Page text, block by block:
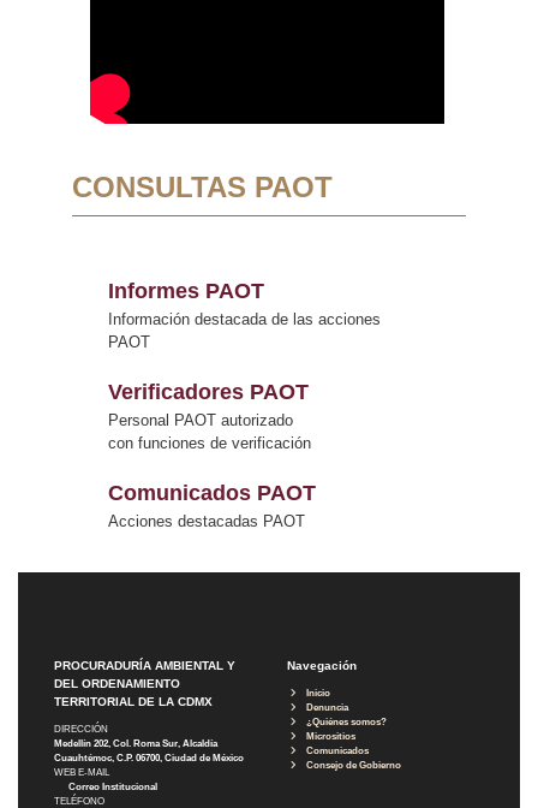
CONSULTAS PAOT
Informes PAOT
Información destacada de las acciones
PAOT
Verificadores PAOT
Personal PAOT autorizado
con funciones de verificación
Comunicados PAOT
Acciones destacadas PAOT
PROCURADURÍA AMBIENTAL Y
DEL ORDENAMIENTO
TERRITORIAL DE LA CDMX
DIRECCIÓN
Medellín 202, Col. Roma Sur, Alcaldía
Cuauhtémoc, C.P. 06700, Ciudad de México
WEB E-MAIL
Correo Institucional
TELÉFONO
Navegación
Inicio
Denuncia
¿Quiénes somos?
Micrositios
Comunicados
Consejo de Gobierno